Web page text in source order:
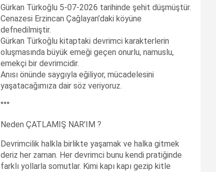
Gürkan Türkoğlu 5-07-2026 tarihinde şehit düşmüştür.
Cenazesi Erzincan Çağlayan’daki köyüne
defnedilmiştir.
Gürkan Türkoğlu kitaptaki devrimci karakterlerin
oluşmasında büyük emeği geçen onurlu, namuslu,
emekçi bir devrimcidir.
Anısı önünde saygıyla eğiliyor, mücadelesini
yaşatacağımıza dair söz veriyoruz.
°°°
Neden ÇATLAMIŞ NAR’IM ?
Devrimcilik halkla birlikte yaşamak ve halka gitmek
deriz her zaman. Her devrimci bunu kendi pratiğinde
farklı yollarla somutlar. Kimi kapı kapı gezip kitle